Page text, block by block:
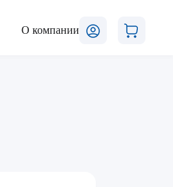
О компании